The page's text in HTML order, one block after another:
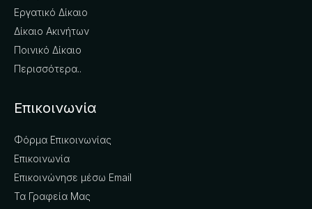
Εργατικό Δίκαιο
Δίκαιο Ακινήτων
Ποινικό Δίκαιο
Περισσότερα..
Επικοινωνία
Φόρμα Επικοινωνίας
Επικοινωνία
Επικοινώνησε μέσω Email
Τα Γραφεία Μας